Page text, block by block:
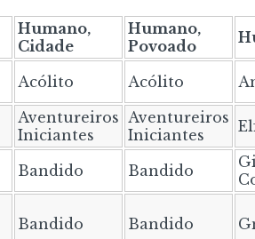
Humano,
Cidade
Humano,
Povoado
Acólito Acólito
Aventureiros
Iniciantes
Aventureiros
Iniciantes
Bandido Bandido
Bandido Bandido